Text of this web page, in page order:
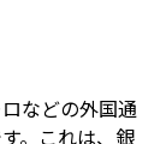
などの外国通
。これは、銀